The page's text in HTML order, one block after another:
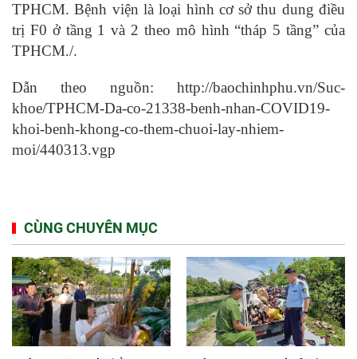
TPHCM. Bệnh viện là loại hình cơ sở thu dung điều
trị F0 ở tầng 1 và 2 theo mô hình “tháp 5 tầng” của
TPHCM./.
Dẫn theo nguồn: http://baochinhphu.vn/Suc-
khoe/TPHCM-Da-co-21338-benh-nhan-COVID19-
khoi-benh-khong-co-them-chuoi-lay-nhiem-
moi/440313.vgp
CÙNG CHUYÊN MỤC